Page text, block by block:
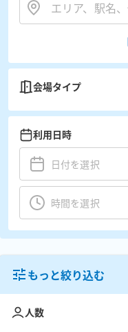
会場タイプ
利用日時
もっと絞り込む
人数